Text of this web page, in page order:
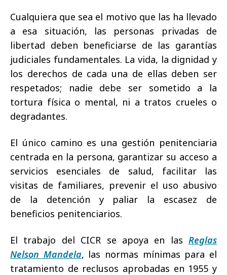
Cualquiera que sea el motivo que las ha llevado
a esa situación, las personas privadas de
libertad deben beneficiarse de las garantías
judiciales fundamentales. La vida, la dignidad y
los derechos de cada una de ellas deben ser
respetados; nadie debe ser sometido a la
tortura física o mental, ni a tratos crueles o
degradantes.
El único camino es una gestión penitenciaria
centrada en la persona, garantizar su acceso a
servicios esenciales de salud, facilitar las
visitas de familiares, prevenir el uso abusivo
de la detención y paliar la escasez de
beneficios penitenciarios.
El trabajo del CICR se apoya en las Reglas
Nelson Mandela, las normas mínimas para el
tratamiento de reclusos aprobadas en 1955 y